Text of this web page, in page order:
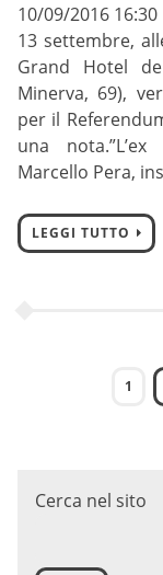
10/09/2016
13 settembre,
Grand Hotel
Minerva, 69),
per il
una
Marcello Pera,
LEGGI TUTTO
1
Cerca nel sito